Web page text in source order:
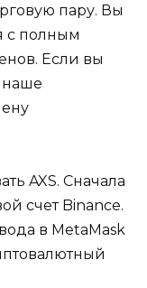
пару. Вы
с полным
Если вы
наше
AXS. Сначала
счет Binance.
в MetaMask